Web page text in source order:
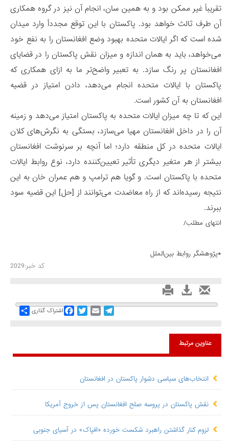
تقریباً غیر ممکن بود و به همین سان، انجام آن نیز در گروه همکاری
آن طرف ثالث خواهد بود. پاکستان با این توقع مجدداً وارد میدان
شده است که اگر ایالات متحده بهبود وضع افغانستان را به نفع خود
می‌خواهد، باید به همان اندازه و میزان نقش پاکستان را در قضایای
افغانستان پر رنگ سازد. به تعبیر واضح‌تر ما به ‌ازای همکاری که
پاکستان با ایالات متحده انجام می‌دهد، دادن امتیاز در قضیه
افغانستان به آن کشور است.
این که تا چه میزان ایالات متحده به پاکستان امتیاز می‌دهد و زمینه‌
آن را در داخل افغانستان مهیا می‌سازد، بستگی به نگرش‌های کلان
ایالات متحده در کل منطقه دارد؛ اما آنچه بر سرنوشت افغانستان
بیشتر از هر متغیر دیگری تأثیر تعیین‌کننده دارد، نوع روابط ایالات
متحده با پاکستان است. و گویا هم ترامپ و هم عمران خان به این
نتیجه رسیده‌اند که از راه معاضدت می‌توانند از [حل] این قضیه سود
ببرند.
انتهای مطلب/
*پژوهشگر روابط بین‌الملل
کد خبر:2029
Share اشتراک گذاری
FacebookTwitterEmail
Telegram
عناوین مرتبط
انتخاب‌های سیاسی دشوار پاکستان در افغانستان
نقش پاکستان در پروسه صلح افغانستان پس از خروج آمریکا
لزوم کنار گذاشتن راهبرد شکست خورده «افپاک» در آسیای جنوبی